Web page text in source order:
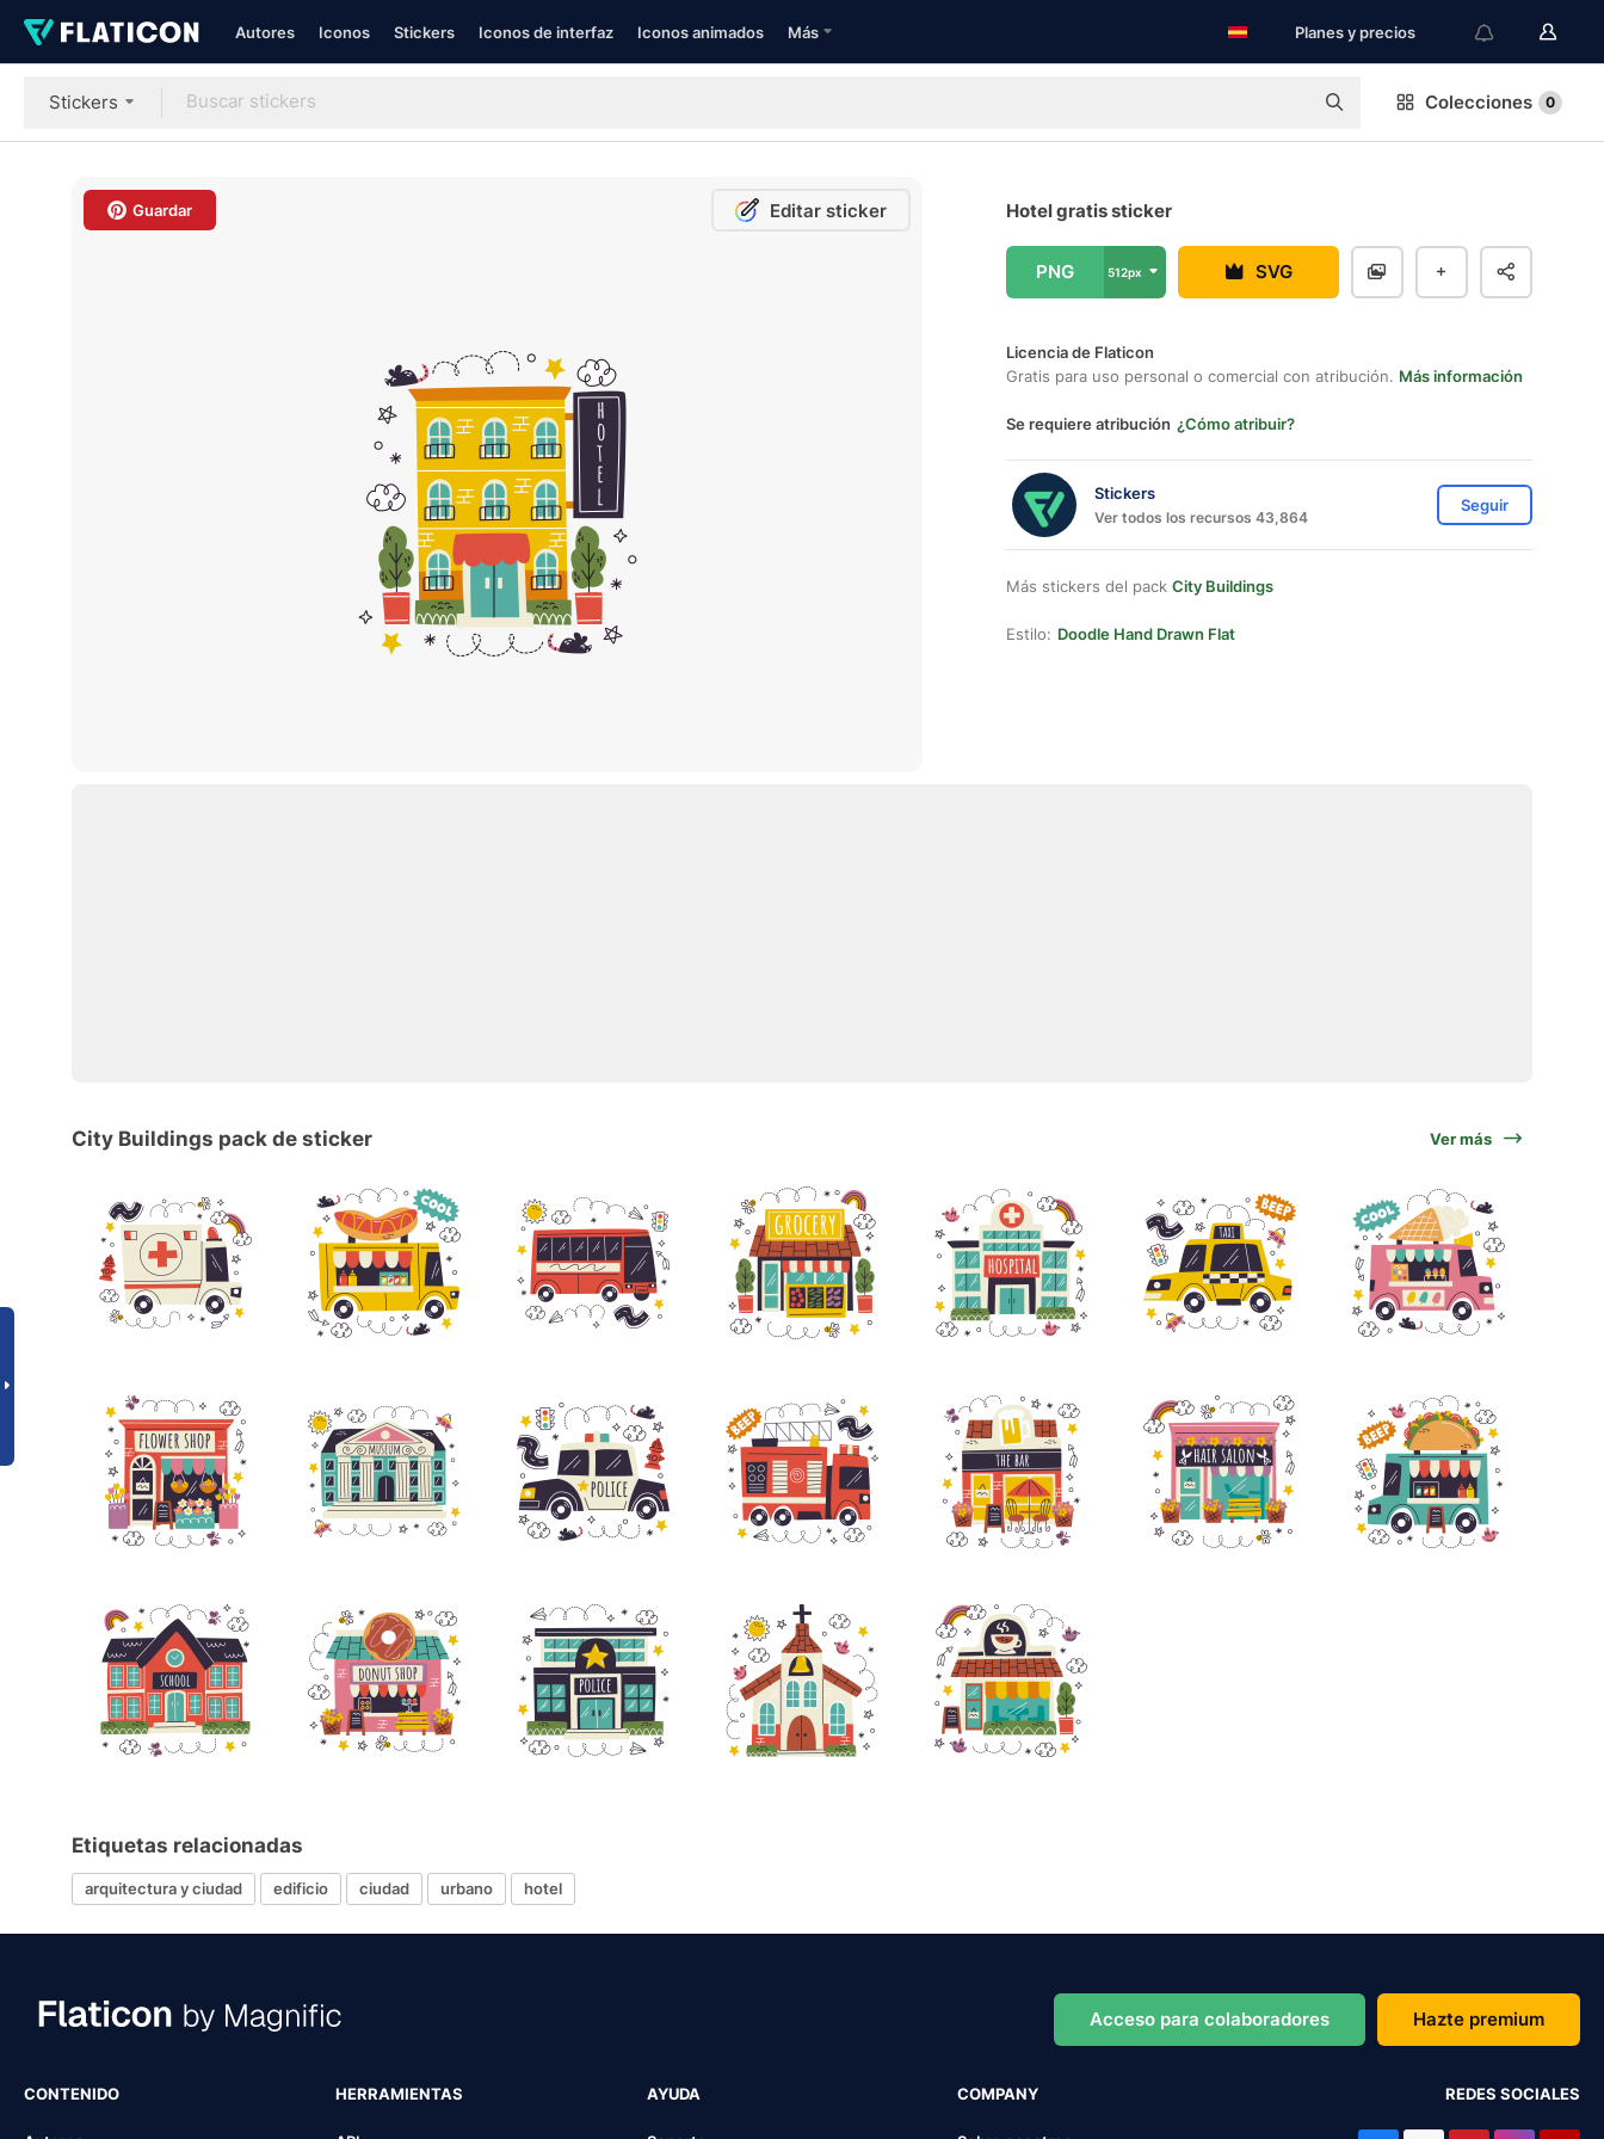
Autores Iconos Stickers Iconos de interfaz Iconos animados Más Planes y precios
Stickers Colecciones 0
Guardar Editar sticker Hotel gratis sticker
PNG 512px SVG
Licencia de Flaticon
Gratis para uso personal o comercial con atribución. Más información
Se requiere atribución ¿Cómo atribuir?
Stickers
Ver todos los recursos 43,864
Seguir
Más stickers del pack City Buildings
Estilo: Doodle Hand Drawn Flat
City Buildings pack de sticker Ver más
Etiquetas relacionadas
arquitectura y ciudad edificio ciudad urbano hotel
Acceso para colaboradores Hazte premium
CONTENIDO HERRAMIENTAS AYUDA COMPANY REDES SOCIALES